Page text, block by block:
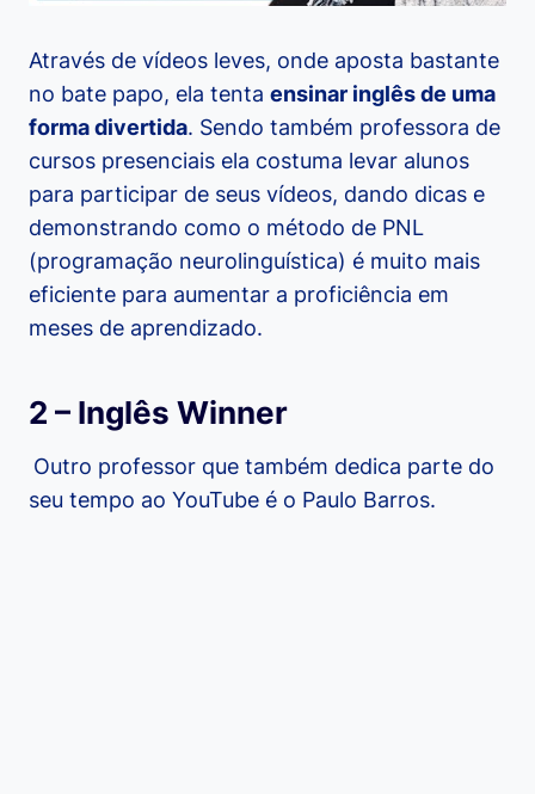
Através de vídeos leves, onde aposta bastante
no bate papo, ela tenta ensinar inglês de uma
forma divertida. Sendo também professora de
cursos presenciais ela costuma levar alunos
para participar de seus vídeos, dando dicas e
demonstrando como o método de PNL
(programação neurolinguística) é muito mais
eficiente para aumentar a proficiência em
meses de aprendizado.
2 – Inglês Winner
Outro professor que também dedica parte do
seu tempo ao YouTube é o Paulo Barros.